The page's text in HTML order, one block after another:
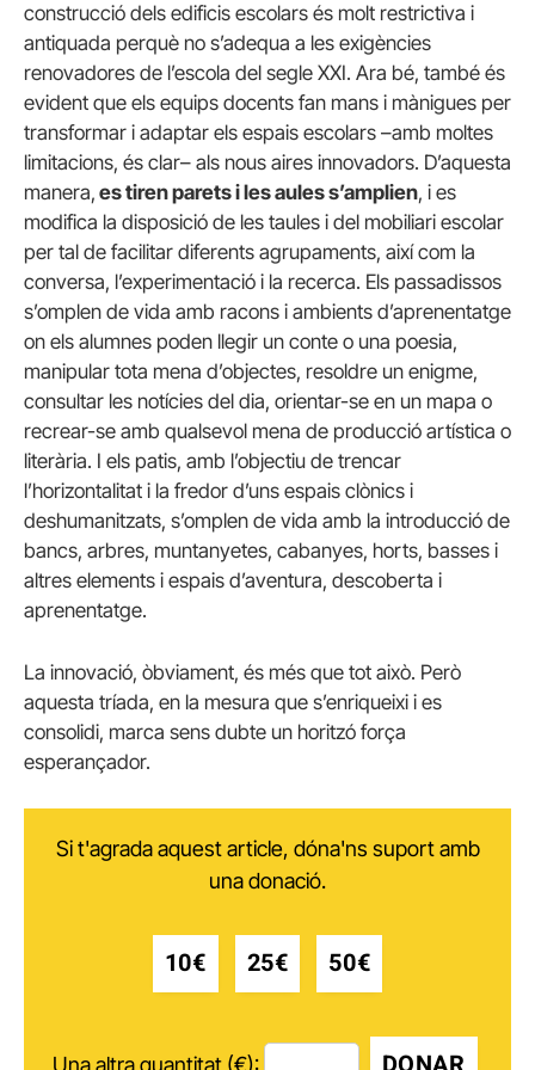
construcció dels edificis escolars és molt restrictiva i
antiquada perquè no s’adequa a les exigències
renovadores de l’escola del segle XXI. Ara bé, també és
evident que els equips docents fan mans i mànigues per
transformar i adaptar els espais escolars –amb moltes
limitacions, és clar– als nous aires innovadors. D’aquesta
manera, es tiren parets i les aules s’amplien, i es
modifica la disposició de les taules i del mobiliari escolar
per tal de facilitar diferents agrupaments, així com la
conversa, l’experimentació i la recerca. Els passadissos
s’omplen de vida amb racons i ambients d’aprenentatge
on els alumnes poden llegir un conte o una poesia,
manipular tota mena d’objectes, resoldre un enigme,
consultar les notícies del dia, orientar-se en un mapa o
recrear-se amb qualsevol mena de producció artística o
literària. I els patis, amb l’objectiu de trencar
l’horizontalitat i la fredor d’uns espais clònics i
deshumanitzats, s’omplen de vida amb la introducció de
bancs, arbres, muntanyetes, cabanyes, horts, basses i
altres elements i espais d’aventura, descoberta i
aprenentatge.
La innovació, òbviament, és més que tot això. Però
aquesta tríada, en la mesura que s’enriqueixi i es
consolidi, marca sens dubte un horitzó força
esperançador.
Si t'agrada aquest article, dóna'ns suport amb
una donació.
10€ 25€ 50€